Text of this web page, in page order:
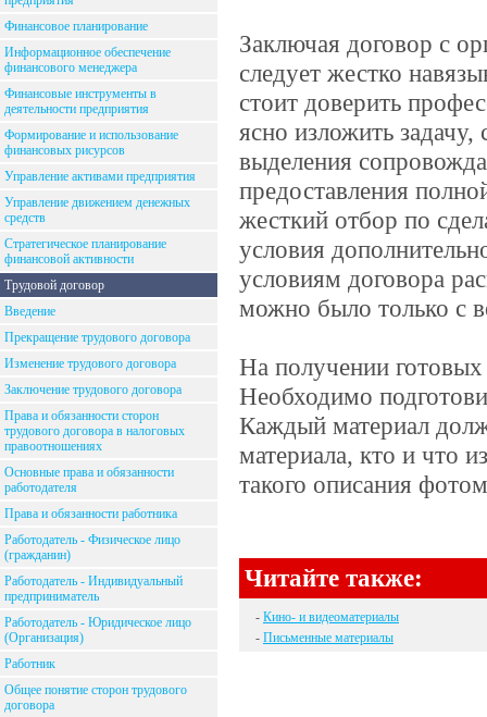
Финансовое планирование
Информационное обеспечение
финансового менеджера
Финансовые инструменты в
деятельности предприятия
Формирование и использование
финансовых рисурсов
Управление активами предприятия
Управление движением денежных
средств
Стратегическое планирование
финансовой активности
Трудовой договор
Введение
Прекращение трудового договора
Изменение трудового договора
Заключение трудового договора
Права и обязанности сторон
трудового договора в налоговых
правоотношениях
Основные права и обязанности
работодателя
Права и обязанности работника
Работодатель - Физическое лицо
(гражданин)
Работодатель - Индивидуальный
предприниматель
Работодатель - Юридическое лицо
(Организация)
Работник
Общее понятие сторон трудового
договора
Заключая договор с
следует жестко
стоит доверить
ясно изложить
выделения
предоставления
жесткий отбор по
условия
условиям договора
можно было только с
На получении готовых
Необходимо
Каждый материал
материала, кто и что
такого описания
Читайте также:
- Кино- и видеоматериалы
- Письменные материалы